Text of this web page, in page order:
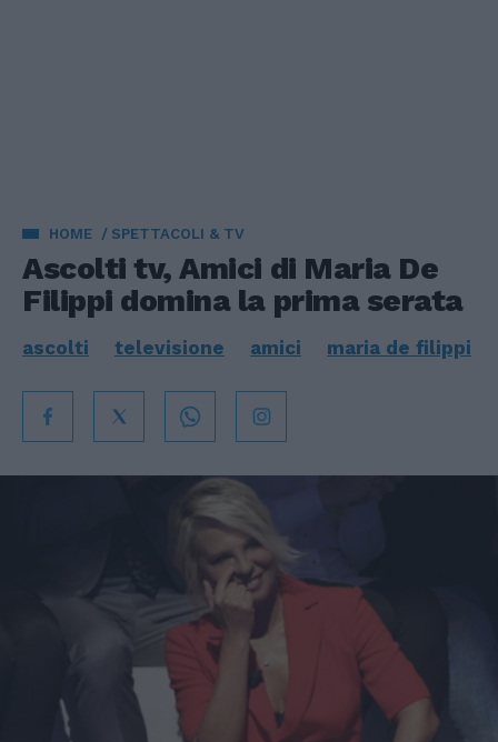
HOME SPETTACOLI & TV
Ascolti tv, Amici di Maria De
Filippi domina la prima serata
ascolti televisione amici maria de filippi